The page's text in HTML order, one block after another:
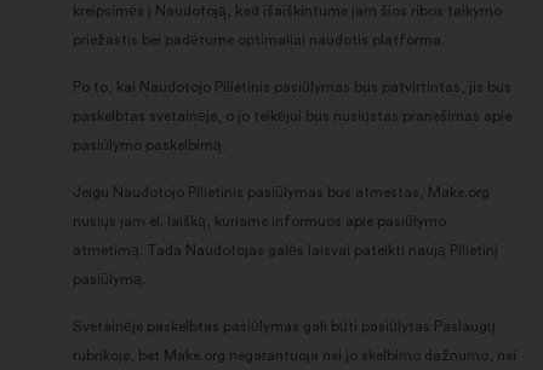
kreipsimės į Naudotoją, kad išaiškintume jam šios ribos taikymo
priežastis bei padėtume optimaliai naudotis platforma.
Po to, kai Naudotojo Pilietinis pasiūlymas bus patvirtintas, jis bus
paskelbtas svetainėje, o jo teikėjui bus nusiųstas pranešimas apie
pasiūlymo paskelbimą.
Jeigu Naudotojo Pilietinis pasiūlymas bus atmestas, Make.org
nusiųs jam el. laišką, kuriame informuos apie pasiūlymo
atmetimą. Tada Naudotojas galės laisvai pateikti naują Pilietinį
pasiūlymą.
Svetainėje paskelbtas pasiūlymas gali būti pasiūlytas Paslaugų
rubrikoje, bet Make.org negarantuoja nei jo skelbimo dažnumo, nei